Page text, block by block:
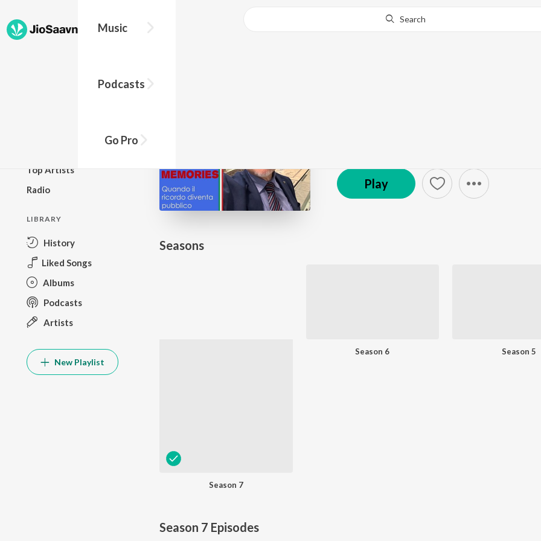
Music
Podcasts
Go Pro
Search
Top Artists
Radio
LIBRARY
History
Liked Songs
Albums
Podcasts
Artists
New Playlist
Play
Seasons
Season 7
Season 6 Season 5
Season 7 Episodes